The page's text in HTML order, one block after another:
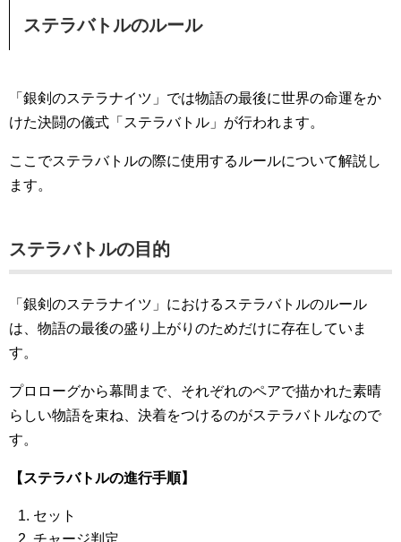
ステラバトルのルール
「銀剣のステラナイツ」では物語の最後に世界の命運をか
けた決闘の儀式「ステラバトル」が行われます。
ここでステラバトルの際に使用するルールについて解説し
ます。
ステラバトルの目的
「銀剣のステラナイツ」におけるステラバトルのルール
は、物語の最後の盛り上がりのためだけに存在していま
す。
プロローグから幕間まで、それぞれのペアで描かれた素晴
らしい物語を束ね、決着をつけるのがステラバトルなので
す。
【ステラバトルの進行手順】
セット
チャージ判定